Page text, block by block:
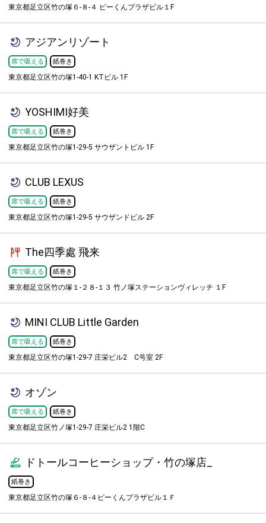
東京都足立区竹の塚６-８-４ ピーくんプラザビル１F
アジアンリゾート
席で吸える 紙巻き
東京都足立区竹の塚1-40-1 KTビル 1F
YOSHIMI好美
席で吸える 紙巻き
東京都足立区竹の塚1-29-5 サウザントビル 1F
CLUB LEXUS
席で吸える 紙巻き
東京都足立区竹の塚1-29-5 サウザンドビル 2F
The四季處 飛来
席で吸える 紙巻き
東京都足立区竹の塚１-２８-１３ 竹ノ塚ステーションヴィレッチ １F
MINI CLUB Little Garden
席で吸える 紙巻き
東京都足立区竹の塚1-29-7 庄栄ビル2 C号室 2F
オゾン
席で吸える 紙巻き
東京都足立区竹ノ塚1-29-7 庄栄ビル2 1階C
ドトールコーヒーショップ・竹の塚店_
紙巻き
東京都足立区竹の塚６‐８‐４ピーくんプラザビル１Ｆ